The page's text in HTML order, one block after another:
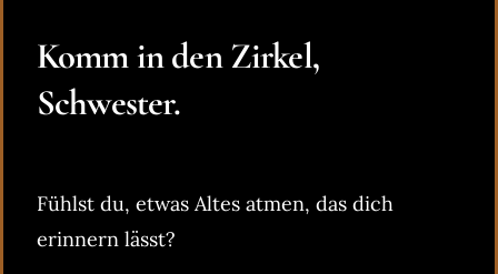
Komm in den Zirkel,
Schwester.
Fühlst du, etwas Altes atmen, das dich
erinnern lässt?